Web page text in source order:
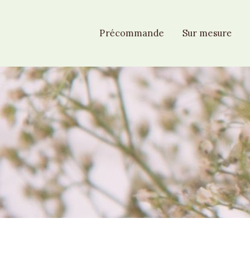
Précommande Sur mesure